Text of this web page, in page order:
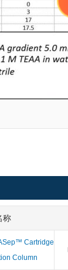
称
Cartridge
Column